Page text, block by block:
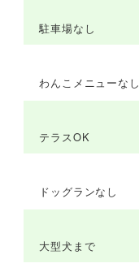
駐車場なし
わんこメニューなし
テラスOK
ドッグランなし
大型犬まで